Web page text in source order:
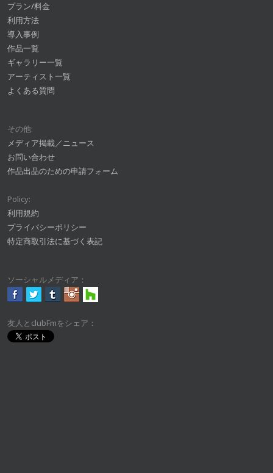
プラン/料金
利用方法
導入事例
作品一覧
ギャラリー一覧
アーティスト一覧
よくある質問
その他:
メディア掲載／ニュース
お問い合わせ
作品出品のための申請フォーム
Policy:
利用規約
プライバシーポリシー
特定商取引法に基づく表記
ソーシャルメディア：
友人とclubFmをシェア：